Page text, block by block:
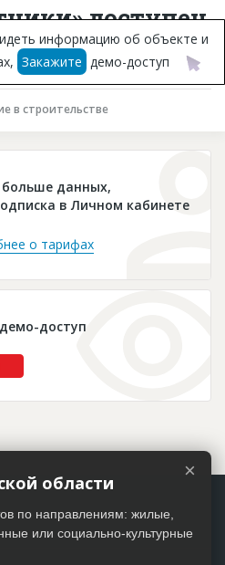
доступен
в строительстве
данных,
в Личном кабинете
о тарифах
доступ
информацию об объекте и
Закажите демо-доступ
×
области
по направлениям: жилые,
или социально-культурные